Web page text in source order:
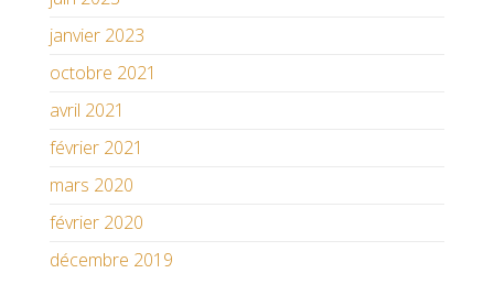
janvier 2023
octobre 2021
avril 2021
février 2021
mars 2020
février 2020
décembre 2019